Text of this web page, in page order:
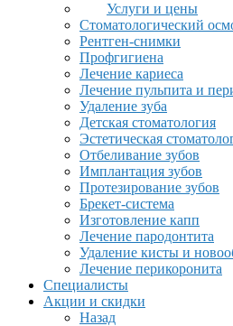
Услуги и цены
Стоматологический
Рентген-снимки
Профгигиена
Лечение кариеса
Лечение пульпита и
Удаление зуба
Детская стоматология
Эстетическая
Отбеливание зубов
Имплантация зубов
Протезирование зубов
Брекет-система
Изготовление капп
Лечение пародонтита
Удаление кисты и
Лечение перикоронита
Специалисты
Акции и скидки
Назад